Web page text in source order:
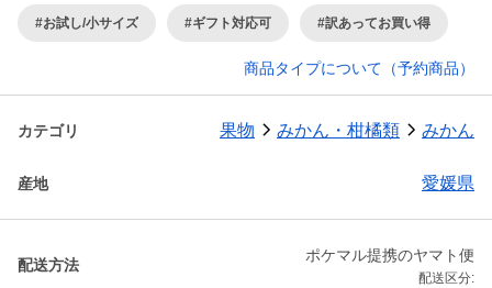
#お試し/小サイズ #ギフト対応可 #訳あってお買い得
商品タイプについて（予約商品）
カテゴリ 果物 みかん・柑橘類 みかん
産地 愛媛県
配送方法
ポケマル提携のヤマト便
配送区分: